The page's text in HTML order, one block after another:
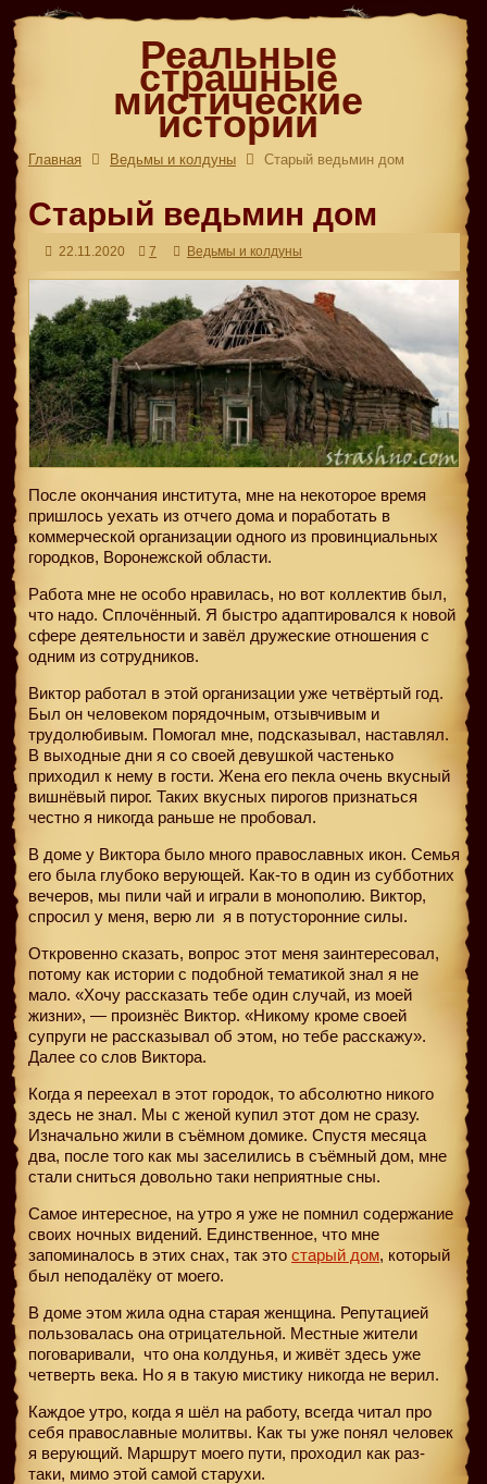
Реальные
страшные
мистические
истории
Главная Ведьмы и колдуны Старый ведьмин дом
Старый ведьмин дом
22.11.2020 7 Ведьмы и колдуны
После окончания института, мне на некоторое время
пришлось уехать из отчего дома и поработать в
коммерческой организации одного из провинциальных
городков, Воронежской области.
Работа мне не особо нравилась, но вот коллектив был,
что надо. Сплочённый. Я быстро адаптировался к новой
сфере деятельности и завёл дружеские отношения с
одним из сотрудников.
Виктор работал в этой организации уже четвёртый год.
Был он человеком порядочным, отзывчивым и
трудолюбивым. Помогал мне, подсказывал, наставлял.
В выходные дни я со своей девушкой частенько
приходил к нему в гости. Жена его пекла очень вкусный
вишнёвый пирог. Таких вкусных пирогов признаться
честно я никогда раньше не пробовал.
В доме у Виктора было много православных икон. Семья
его была глубоко верующей. Как-то в один из субботних
вечеров, мы пили чай и играли в монополию. Виктор,
спросил у меня, верю ли я в потусторонние силы.
Откровенно сказать, вопрос этот меня заинтересовал,
потому как истории с подобной тематикой знал я не
мало. «Хочу рассказать тебе один случай, из моей
жизни», — произнёс Виктор. «Никому кроме своей
супруги не рассказывал об этом, но тебе расскажу».
Далее со слов Виктора.
Когда я переехал в этот городок, то абсолютно никого
здесь не знал. Мы с женой купил этот дом не сразу.
Изначально жили в съёмном домике. Спустя месяца
два, после того как мы заселились в съёмный дом, мне
стали сниться довольно таки неприятные сны.
Самое интересное, на утро я уже не помнил содержание
своих ночных видений. Единственное, что мне
запоминалось в этих снах, так это старый дом, который
был неподалёку от моего.
В доме этом жила одна старая женщина. Репутацией
пользовалась она отрицательной. Местные жители
поговаривали, что она колдунья, и живёт здесь уже
четверть века. Но я в такую мистику никогда не верил.
Каждое утро, когда я шёл на работу, всегда читал про
себя православные молитвы. Как ты уже понял человек
я верующий. Маршрут моего пути, проходил как раз-
таки, мимо этой самой старухи.